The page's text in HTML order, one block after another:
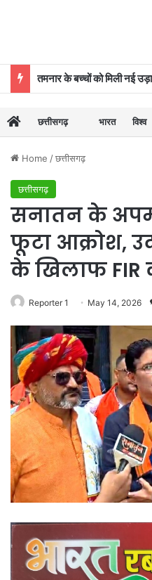
छत्तीसगढ़ भारत विश्व
Home /छत्तीसगढ़
छत्तीसगढ़
सनातन के
फूटा आक्रोश,
के खिलाफ FIR
Reporter 1 May 14, 2026